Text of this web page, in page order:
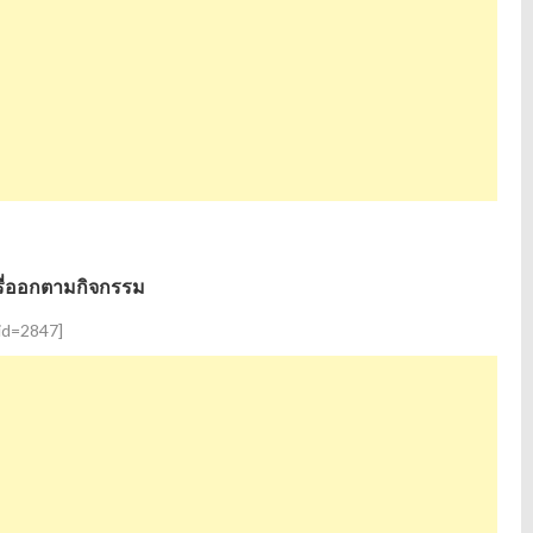
อกตามกิจกรรม